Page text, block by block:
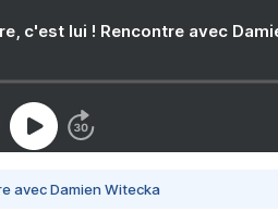
c'est lui ! Rencontre avec
avec Damien Witecka